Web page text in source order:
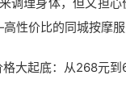
性价比的同城按摩服
大起底：从268元